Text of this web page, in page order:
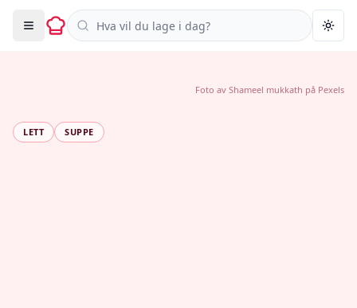
Søk i oppskrifter
LETT SUPPE
Foto av Shameel mukkath på Pexels